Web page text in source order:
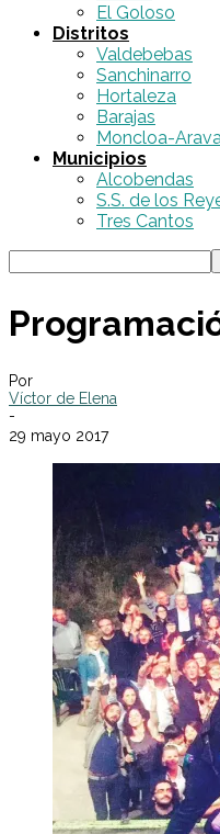
El Goloso
Distritos
Valdebebas
Sanchinarro
Hortaleza
Barajas
Moncloa-
Municipios
Alcobendas
S.S. de los
Tres Cantos
Por
Víctor de Elena
-
29 mayo 2017